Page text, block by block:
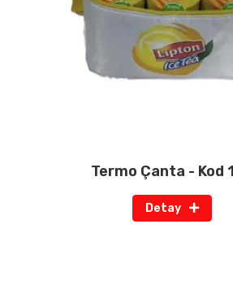
Termo Çanta - Kod
Detay